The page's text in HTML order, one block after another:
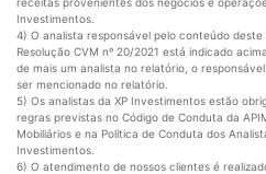
Investimentos.
4) O analista responsável pelo conteúdo
Resolução CVM nº 20/2021 está indicado
de mais um analista no relatório, o
ser mencionado no relatório.
5) Os analistas da XP Investimentos estão
regras previstas no Código de Conduta da
Mobiliários e na Política de Conduta dos
Investimentos.
6) O atendimento de nossos clientes é